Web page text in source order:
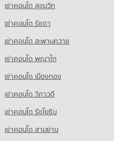
4 ลาดพร้าว 71
เช่าคอนโด สุขุมวิท
เช่าคอนโด รัชดา
เช่าคอนโด สะพานควาย
เช่าคอนโด พญาไท
เช่าคอนโด เมืองทอง
เช่าคอนโด วิภาวดี
เช่าคอนโด รัชโยธิน
เช่าคอนโด สามย่าน